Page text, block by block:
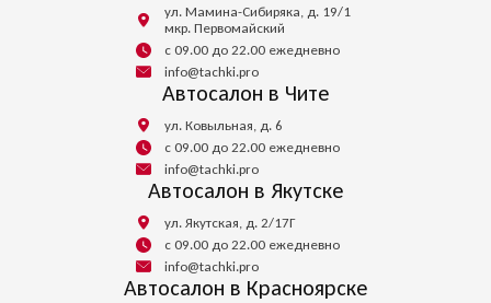
ул. Мамина-Сибиряка, д. 19/1
мкр. Первомайский
с 09.00 до 22.00 ежедневно
info@tachki.pro
Автосалон в Чите
ул. Ковыльная, д. 6
с 09.00 до 22.00 ежедневно
info@tachki.pro
Автосалон в Якутске
ул. Якутская, д. 2/17Г
с 09.00 до 22.00 ежедневно
info@tachki.pro
Автосалон в Красноярске